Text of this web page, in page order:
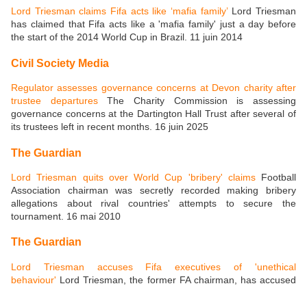
Lord Triesman claims Fifa acts like ‘mafia family’Lord Triesman
has claimed that Fifa acts like a 'mafia family' just a day before
the start of the 2014 World Cup in Brazil. 11 juin 2014
Civil Society Media
Regulator assesses governance concerns at Devon charity after
trustee departuresThe Charity Commission is assessing
governance concerns at the Dartington Hall Trust after several of
its trustees left in recent months. 16 juin 2025
The Guardian
Lord Triesman quits over World Cup 'bribery' claimsFootball
Association chairman was secretly recorded making bribery
allegations about rival countries' attempts to secure the
tournament. 16 mai 2010
The Guardian
Lord Triesman accuses Fifa executives of 'unethical
behaviour' Lord Triesman, the former FA chairman, has accused